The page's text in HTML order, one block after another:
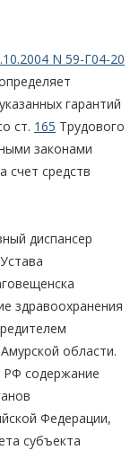
N 59-Г04-20
гарантий
ст. 165 Трудового
законами
счет средств
диспансер
здравоохранения
области.
РФ содержание
Федерации,
субъекта